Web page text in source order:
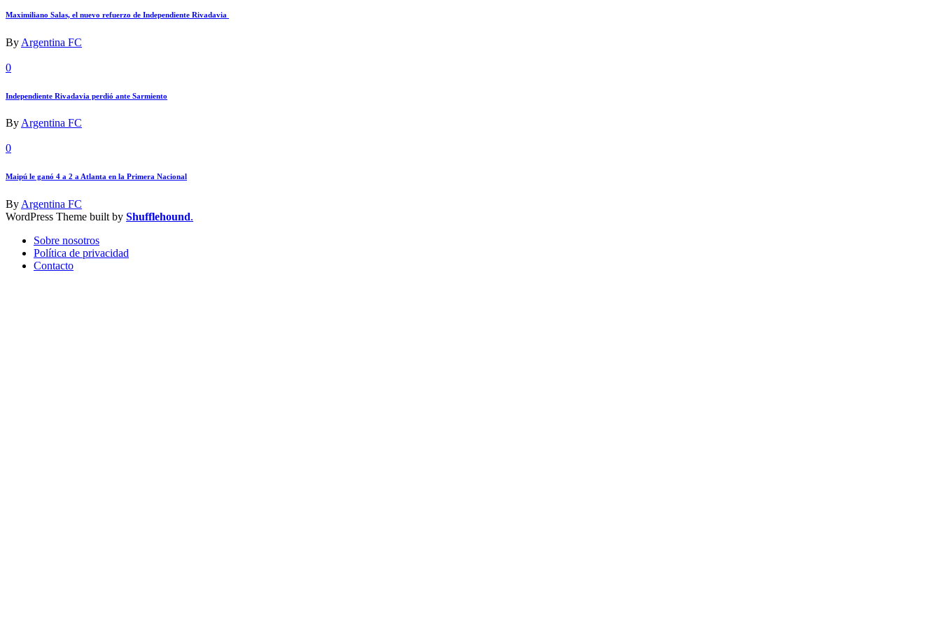
Maximiliano Salas, el nuevo refuerzo de Independiente Rivadavia
By Argentina FC
0
Independiente Rivadavia perdió ante Sarmiento
ByArgentina FC
0
Maipú le ganó 4 a 2 a Atlanta en la Primera Nacional
ByArgentina FC
WordPress Theme built by Shufflehound.
Sobre nosotros
Política de privacidad
Contacto